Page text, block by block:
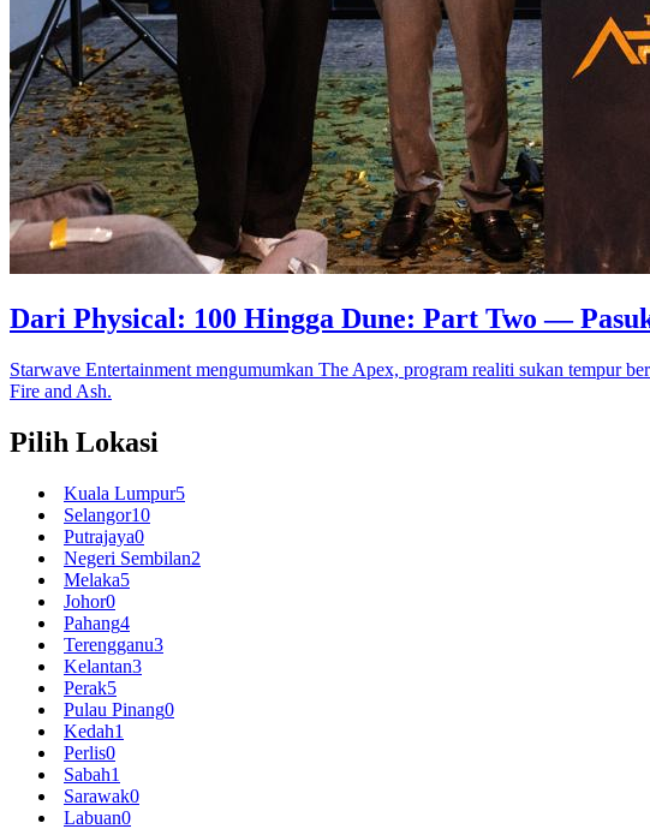
Dari Physical: 100 Hingga Dune: Part Two —
Starwave Entertainment mengumumkan The Apex, program realiti sukan tempur
Fire and Ash.
Pilih Lokasi
Kuala Lumpur5
Selangor10
Putrajaya0
Negeri Sembilan2
Melaka5
Johor0
Pahang4
Terengganu3
Kelantan3
Perak5
Pulau Pinang0
Kedah1
Perlis0
Sabah1
Sarawak0
Labuan0